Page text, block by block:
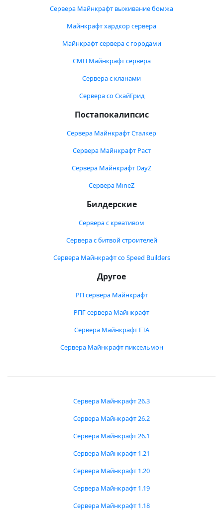
Сервера Майнкрафт выживание бомжа
Майнкрафт хардкор сервера
Майнкрафт сервера с городами
СМП Майнкрафт сервера
Сервера с кланами
Сервера со СкайГрид
Постапокалипсис
Сервера Майнкрафт Сталкер
Сервера Майнкрафт Раст
Сервера Майнкрафт DayZ
Сервера MineZ
Билдерские
Сервера с креативом
Сервера с битвой строителей
Сервера Майнкрафт со Speed Builders
Другое
РП сервера Майнкрафт
РПГ сервера Майнкрафт
Сервера Майнкрафт ГТА
Сервера Майнкрафт пиксельмон
Сервера Майнкрафт 26.3
Сервера Майнкрафт 26.2
Сервера Майнкрафт 26.1
Сервера Майнкрафт 1.21
Сервера Майнкрафт 1.20
Сервера Майнкрафт 1.19
Сервера Майнкрафт 1.18